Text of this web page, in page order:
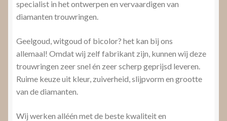
specialist in het ontwerpen en vervaardigen van
diamanten trouwringen.
Geelgoud, witgoud of bicolor? het kan bij ons
allemaal! Omdat wij zelf fabrikant zijn, kunnen wij deze
trouwringen zeer snel én zeer scherp geprijsd leveren.
Ruime keuze uit kleur, zuiverheid, slijpvorm en grootte
van de diamanten.
Wij werken alléén met de beste kwaliteit en